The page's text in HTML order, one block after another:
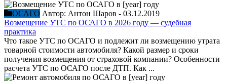
ОСАГО Автор: Антон Шаров - 03.12.2019
Возмещение УТС по ОСАГО в 2026 году — судебная
практика
Что такое УТС по ОСАГО и подлежит ли возмещению утрата
товарной стоимости автомобиля? Какой размер и сроки
получения возмещения от страховой компании? Особенности
расчета УТС по ОСАГО после ДТП. Как ...